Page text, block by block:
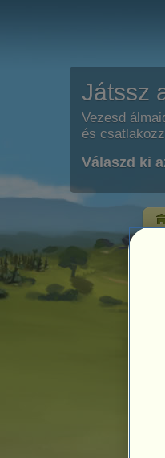
Játssz
Vezesd
és
Válaszd ki